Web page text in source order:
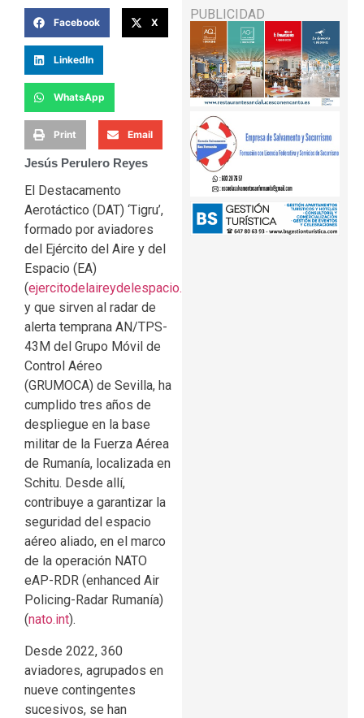
Facebook X
LinkedIn
WhatsApp
Print Email
Jesús Perulero Reyes
El Destacamento
Aerotáctico (DAT) ‘Tigru’,
formado por aviadores
del Ejército del Aire y del
Espacio (EA)
(ejercitodelaireydelespacio.defensa.gob.es
y que sirven al radar de
alerta temprana AN/TPS-
43M del Grupo Móvil de
Control Aéreo
(GRUMOCA) de Sevilla, ha
cumplido tres años de
despliegue en la base
militar de la Fuerza Aérea
de Rumanía, localizada en
Schitu. Desde allí,
contribuye a garantizar la
seguridad del espacio
aéreo aliado, en el marco
de la operación NATO
eAP-RDR (enhanced Air
Policing-Radar Rumanía)
(nato.int).
Desde 2022, 360
aviadores, agrupados en
nueve contingentes
sucesivos, se han
PUBLICIDAD